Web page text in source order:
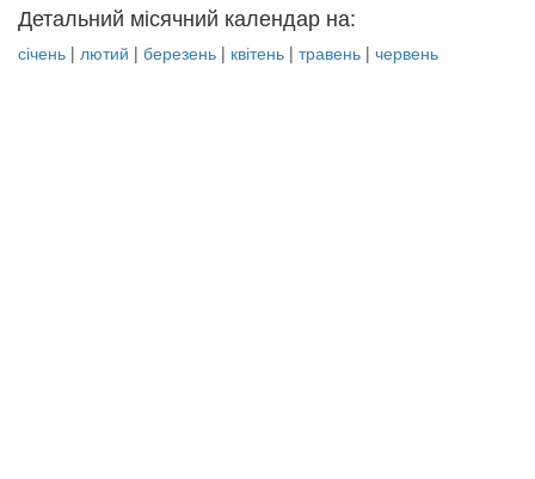
Детальний місячний календар на:
січень | лютий | березень | квітень | травень | червень